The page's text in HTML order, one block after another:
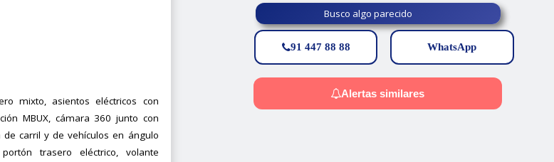
mixto, asientos eléctricos con
MBUX, cámara 360 junto con
carril y de vehículos en ángulo
trasero eléctrico, volante
Busco algo parecido
91 447 88 88 WhatsApp
Alertas similares